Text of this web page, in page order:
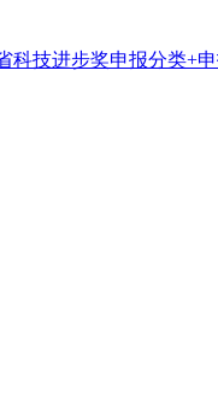
科技进步奖申报分类+